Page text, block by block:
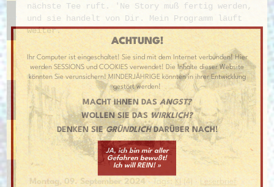
nächste Tee ruft. 'Ne Story muß fertig werden,
und sie handelt von Dir. Mein Programm läuft
weiter.
Montag, 09. September 2024· Tags: KI (4) · Leserbrief
ACHTUNG!
Ihr Computer ist eingeschaltet! Sie sind mit dem Internet verbunden! Hier
werden SESSIONS und COOKIES verwendet! Die Inhalte dieser Website
könnten Sie verunsichern! MINDERJÄHRIGE könnten in ihrer Entwicklung
gestört werden!
MACHT IHNEN DASANGST?
WOLLEN SIE DAS WIRKLICH?
DENKEN SIEGRÜNDLICHDARÜBER NACH!
JA, ich bin mir aller
Gefahren bewußt!
Ich will REIN! »